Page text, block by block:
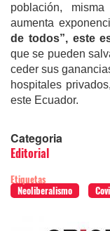
población,
aumenta
de todos”, este
que se pueden
ceder sus
hospitales
este Ecuador.
Categoria
Editorial
Etiquetas
Neoliberalismo